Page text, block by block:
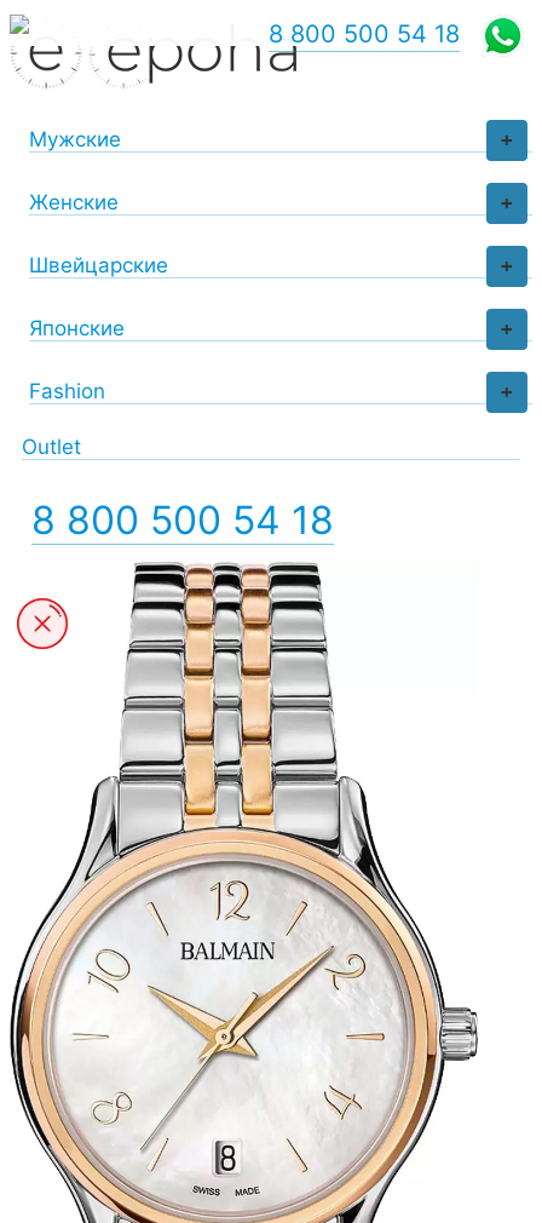
+
Мужские
+
Женские
+
Швейцарские
+
Японские
+
Fashion
Outlet
8 800 500 54 18
8 800 500 54 18